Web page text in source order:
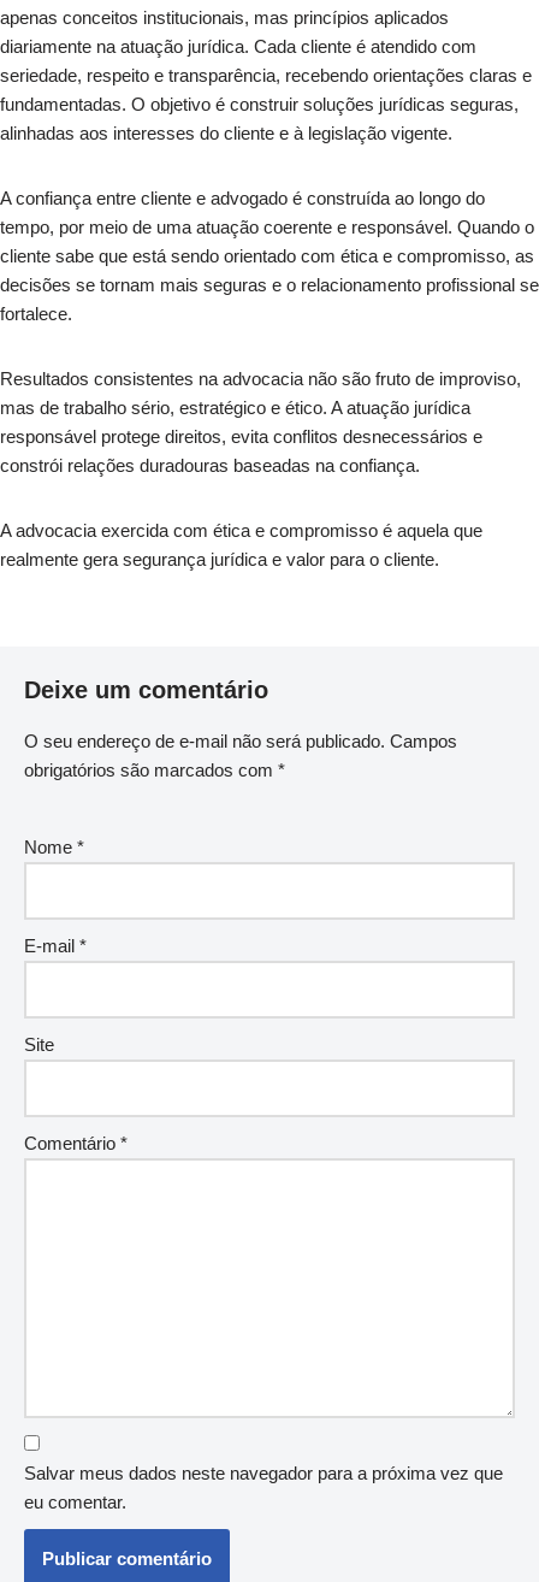
apenas conceitos institucionais, mas princípios aplicados
diariamente na atuação jurídica. Cada cliente é atendido com
seriedade, respeito e transparência, recebendo orientações claras e
fundamentadas. O objetivo é construir soluções jurídicas seguras,
alinhadas aos interesses do cliente e à legislação vigente.
A confiança entre cliente e advogado é construída ao longo do
tempo, por meio de uma atuação coerente e responsável. Quando o
cliente sabe que está sendo orientado com ética e compromisso, as
decisões se tornam mais seguras e o relacionamento profissional se
fortalece.
Resultados consistentes na advocacia não são fruto de improviso,
mas de trabalho sério, estratégico e ético. A atuação jurídica
responsável protege direitos, evita conflitos desnecessários e
constrói relações duradouras baseadas na confiança.
A advocacia exercida com ética e compromisso é aquela que
realmente gera segurança jurídica e valor para o cliente.
Deixe um comentário
O seu endereço de e-mail não será publicado. Campos
obrigatórios são marcados com *
Nome *
E-mail *
Site
Comentário *
Salvar meus dados neste navegador para a próxima vez que
eu comentar.